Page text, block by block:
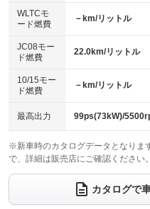
センターデフロック
：装備なし
電動格納ミラー
：装備あり
エアロ
：装備なし
ローダウン
：装備なし
ベンチシート
：装備なし
チップアップシート
：装備なし
電動格納サードシート
：装備なし
ウォークスルー
電動リアゲート
WLTCモ
ード燃費
－km/リットル
JC08モー
ド燃費
22.0km/リットル
10/15モー
ド燃費
－km/リットル
最高出力 99ps(73kW)/
※新車時のカタログデータとなりま
で、詳細は販売店にご確認ください。
カタログで